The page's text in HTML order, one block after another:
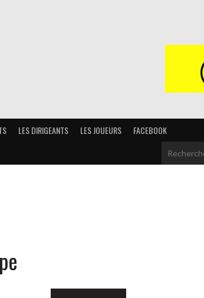
LES DIRIGEANTS LES JOUEURS FACEBOOK